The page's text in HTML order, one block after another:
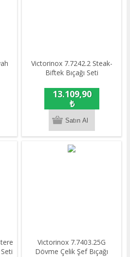
Victorinox 7.7242.2 Steak-
Biftek Bıçağı Seti
13.109,90
₺
Victorinox 7.7403.25G
Dövme Çelik Şef Bıçağı